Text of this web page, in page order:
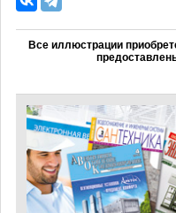
Все иллюстрации